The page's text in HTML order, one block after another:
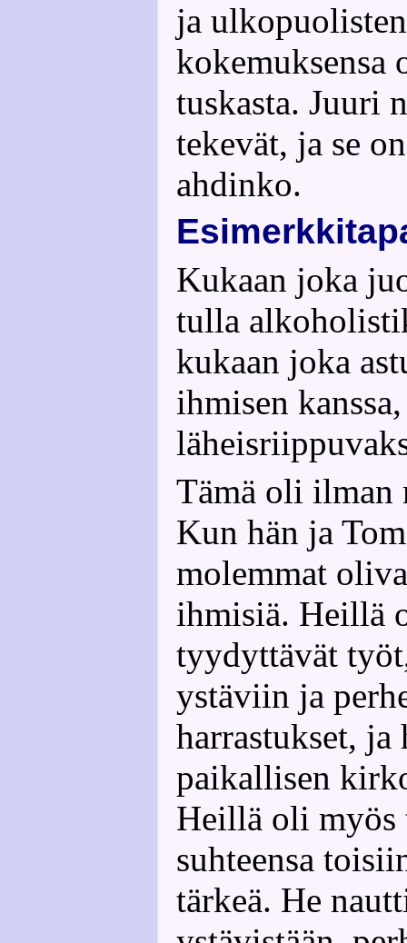
ja
kokemuksensa
tuskasta. Juuri
tekevät, ja se
ahdinko.
Kukaan joka
tulla
kukaan joka
ihmisen
Tämä oli ilman
Kun hän ja
molemmat
ihmisiä. Heillä
tyydyttävät
ystäviin ja
harrastukset,
paikallisen
Heillä oli myös
suhteensa
tärkeä. He